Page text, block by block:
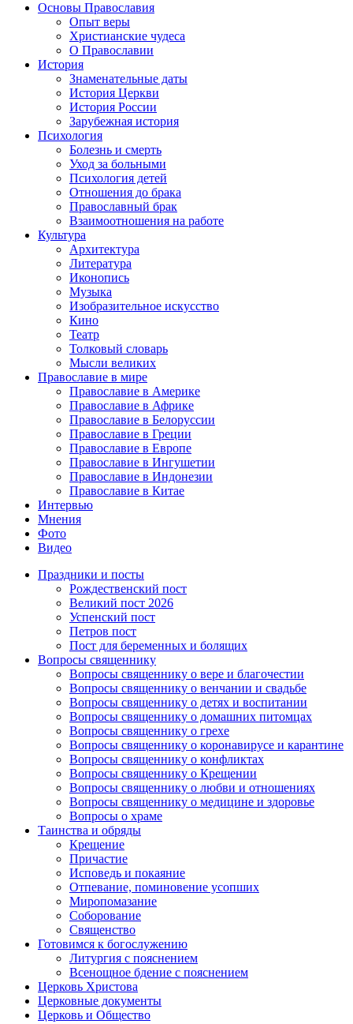
Основы Православия
Опыт веры
Христианские чудеса
О Православии
История
Знаменательные даты
История Церкви
История России
Зарубежная история
Психология
Болезнь и смерть
Уход за больными
Психология детей
Отношения до брака
Православный брак
Взаимоотношения на работе
Культура
Архитектура
Литература
Иконопись
Музыка
Изобразительное искусство
Кино
Театр
Толковый словарь
Мысли великих
Православие в мире
Православие в Америке
Православие в Африке
Православие в Белоруссии
Православие в Греции
Православие в Европе
Православие в Ингушетии
Православие в Индонезии
Православие в Китае
Интервью
Мнения
Фото
Видео
Праздники и посты
Рождественский пост
Великий пост 2026
Успенский пост
Петров пост
Пост для беременных и болящих
Вопросы священнику
Вопросы священнику о вере и благочестии
Вопросы священнику о венчании и свадьбе
Вопросы священнику о детях и воспитании
Вопросы священнику о домашних питомцах
Вопросы священнику о грехе
Вопросы священнику о коронавирусе и карантине
Вопросы священнику о конфликтах
Вопросы священнику о Крещении
Вопросы священнику о любви и отношениях
Вопросы священнику о медицине и здоровье
Вопросы о храме
Таинства и обряды
Крещение
Причастие
Исповедь и покаяние
Отпевание, поминовение усопших
Миропомазание
Соборование
Священство
Готовимся к богослужению
Литургия с пояснением
Всенощное бдение с пояснением
Церковь Христова
Церковные документы
Церковь и Общество